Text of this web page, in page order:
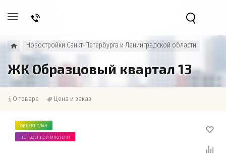
Новостройки Санкт-Петербурга и Ленинградской области
ЖК Образцовый квартал 13
О товаре Цена и заказ
ОБЪЕКТ СДАН
НЕТ ВОЕННОЙ ИПОТЕКИ